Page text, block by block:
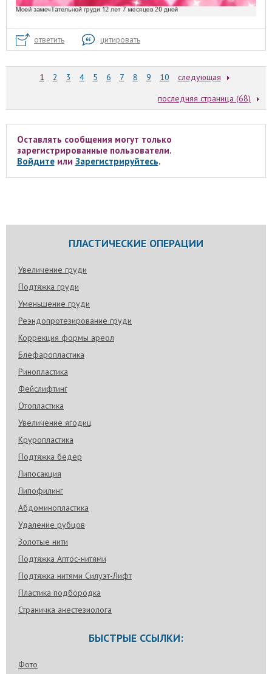
ответить цитировать
1 2 3 4 5 6 7 8 9 10
следующая
последняя страница (68)
Оставлять сообщения могут только
зарегистрированные пользователи.
Войдитеили Зарегистрируйтесь.
ПЛАСТИЧЕСКИЕ ОПЕРАЦИИ
Увеличение груди
Подтяжка груди
Уменьшение груди
Реэндопротезирование груди
Коррекция формы ареол
Блефаропластика
Ринопластика
Фейслифтинг
Отопластика
Увеличение ягодиц
Круропластика
Подтяжка бедер
Липосакция
Липофилинг
Абдоминопластика
Удаление рубцов
Золотые нити
Подтяжка Аптос-нитями
Подтяжка нитями Силуэт-Лифт
Пластика подбородка
Страничка анестезиолога
БЫСТРЫЕ ССЫЛКИ:
Фото